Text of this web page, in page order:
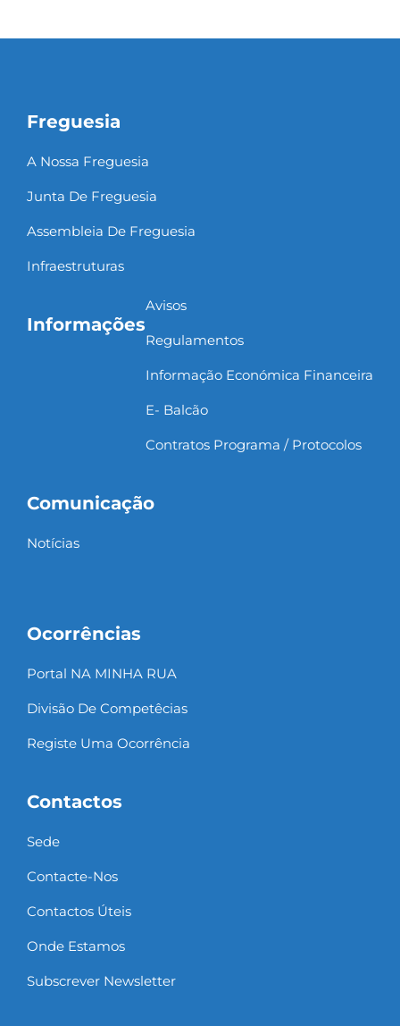
Freguesia
A Nossa Freguesia
Junta De Freguesia
Assembleia De Freguesia
Infraestruturas
Informações
Avisos
Regulamentos
Informação Económica Financeira
E- Balcão
Contratos Programa / Protocolos
Comunicação
Notícias
Ocorrências
Portal NA MINHA RUA
Divisão De Competêcias
Registe Uma Ocorrência
Contactos
Sede
Contacte-Nos
Contactos Úteis
Onde Estamos
Subscrever Newsletter